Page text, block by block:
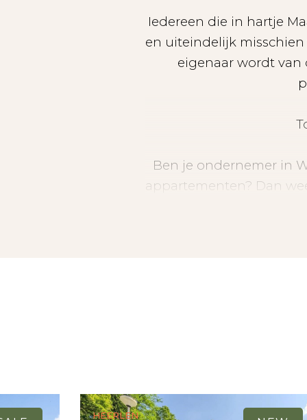
Iedereen die in hartje
en uiteindelijk
eigenaar wordt van
Ben je ondernemer in
appartementen? Dan
- VvE bijdrage: €
Heerlen